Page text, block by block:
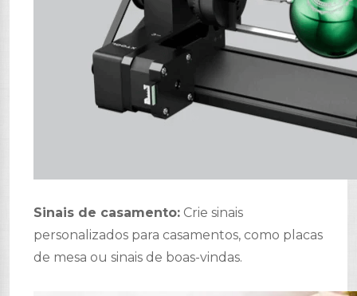
Sinais de casamento: Crie sinais
personalizados para casamentos, como placas
de mesa ou sinais de boas-vindas.